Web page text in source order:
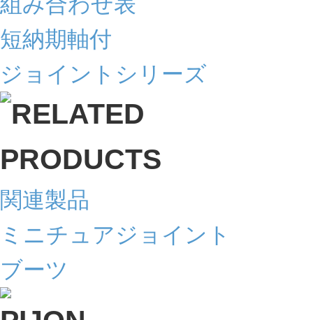
短納期軸付
ジョイントシリーズ
関連製品
ミニチュアジョイント
ブーツ